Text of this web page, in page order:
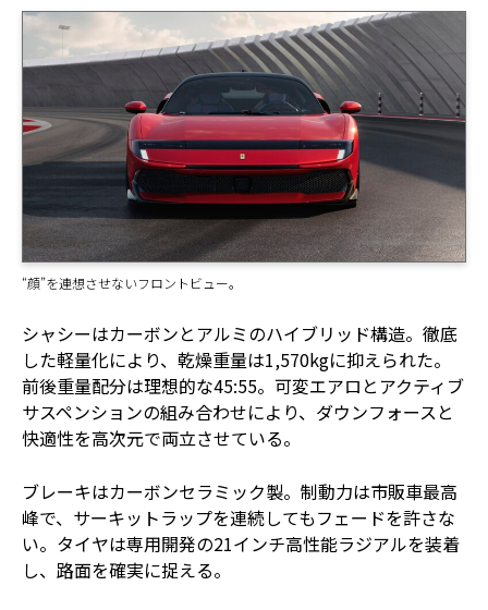
“顔”を連想させないフロントビュー。
シャシーはカーボンとアルミのハイブリッド構造。徹底
した軽量化により、乾燥重量は1,570kgに抑えられた。
前後重量配分は理想的な45:55。可変エアロとアクティブ
サスペンションの組み合わせにより、ダウンフォースと
快適性を高次元で両立させている。
ブレーキはカーボンセラミック製。制動力は市販車最高
峰で、サーキットラップを連続してもフェードを許さな
い。タイヤは専用開発の21インチ高性能ラジアルを装着
し、路面を確実に捉える。